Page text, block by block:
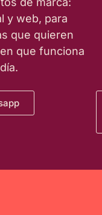
y web, para
que quieren
que funciona